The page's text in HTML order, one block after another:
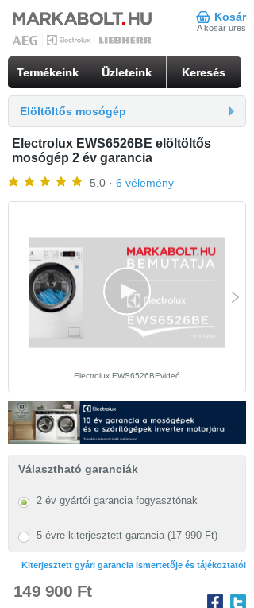
Kosár
A kosár üres
Termékeink Üzleteink Keresés
Elöltöltős mosógép
Electrolux EWS6526BE elöltöltős
mosógép 2 év garancia
5,0 · 6 vélemény
Electrolux EWS6526BEvideó
Választható garanciák
2 év gyártói garancia fogyasztónak
5 évre kiterjesztett garancia (17 990 Ft)
Kiterjesztett gyári garancia ismertetője és tájékoztatói
149 900 Ft